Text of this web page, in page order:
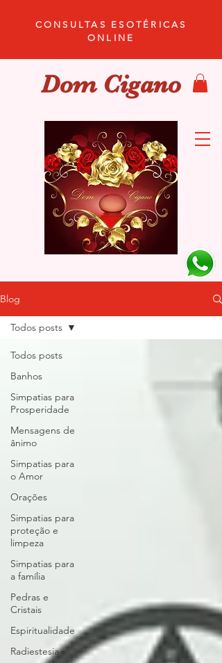
Dom Cigano
CONSULTAS ESOTÉRICAS
ONLINE
Blog
Todos posts
Banhos
Simpatias para
Prosperidade
Mensagens de
ânimo
Simpatias para
o Amor
Orações
Simpatias para
proteção e
limpeza
Simpatias para
a família
Pedras e
Cristais
Espiritualidade
Radiestesia
Todos posts